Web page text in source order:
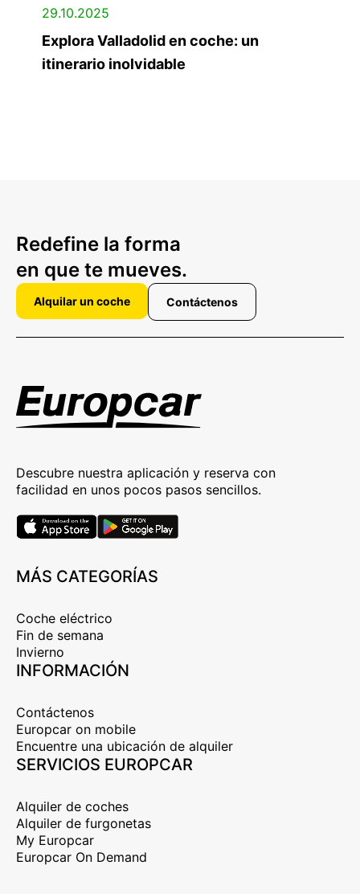
29.10.2025
Explora Valladolid en coche: un
itinerario inolvidable
Redefine la forma
en que te mueves.
Alquilar un coche Contáctenos
Descubre nuestra aplicación y reserva con
facilidad en unos pocos pasos sencillos.
MÁS CATEGORÍAS
Coche eléctrico
Fin de semana
Invierno
INFORMACIÓN
Contáctenos
Europcar on mobile
Encuentre una ubicación de alquiler
SERVICIOS EUROPCAR
Alquiler de coches
Alquiler de furgonetas
My Europcar
Europcar On Demand